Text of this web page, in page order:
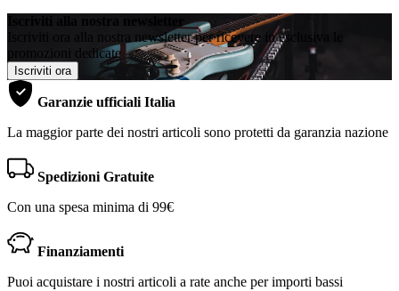
Iscriviti alla nostra newsletter
Iscriviti ora alla nostra newsletter per ricevere in esclusiva le
promozioni dedicate
Iscriviti ora
Garanzie ufficiali Italia
La maggior parte dei nostri articoli sono protetti da garanzia nazione
Spedizioni Gratuite
Con una spesa minima di 99€
Finanziamenti
Puoi acquistare i nostri articoli a rate anche per importi bassi